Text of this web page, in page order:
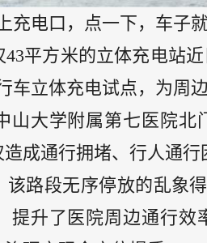
充电口，点一下，车子
平方米的立体充电站
车立体充电试点，为周
山大学附属第七医院
成通行拥堵、行人通
该路段无序停放的乱象
提升了医院周边通行